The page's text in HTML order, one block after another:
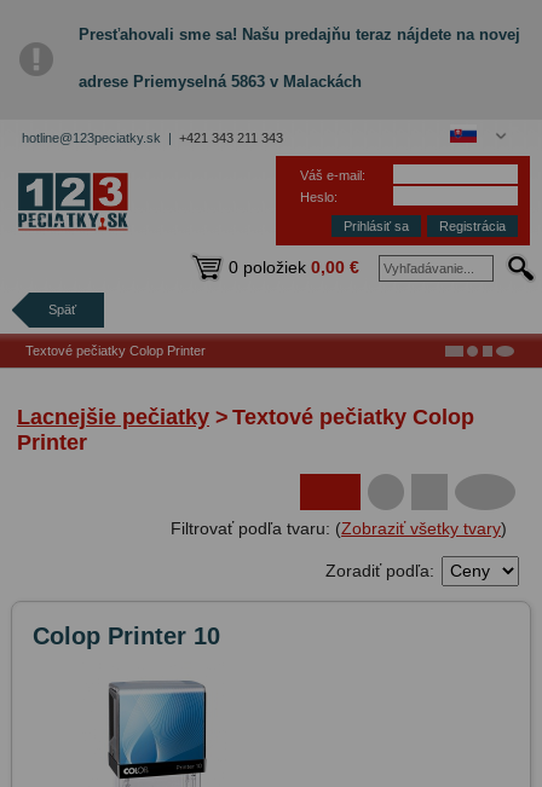
Presťahovali sme sa! Našu predajňu teraz nájdete na novej
adrese Priemyselná 5863 v Malackách
hotline@123peciatky.sk | +421 343 211 343
Váš e-mail:
Heslo:
Registrácia
0 položiek 0,00 €
Späť
Textové pečiatky Colop Printer
Lacnejšie pečiatky> Textové pečiatky Colop
Printer
Filtrovať podľa tvaru: (Zobraziť všetky tvary)
Zoradiť podľa:
Colop Printer 10